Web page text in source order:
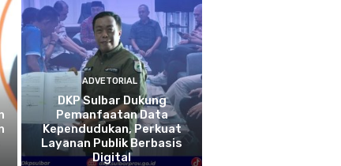
ADVETORIAL
DKP Sulbar Dukung
Pemanfaatan Data
Kependudukan, Perkuat
Layanan Publik Berbasis
Digital